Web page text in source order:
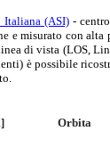
Italiana (ASI)-
e misurato con
di vista (LOS,
è possibile
Orbita